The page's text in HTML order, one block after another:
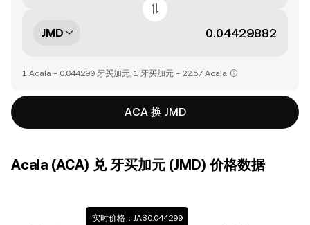
JMD
1 Acala = 0.044299 牙买加元, 1 牙买加元 = 22.57 Acala
ACA 换 JMD
Acala (ACA) 兑 牙买加元 (JMD) 价格数据
实时价格：JA$0.044299